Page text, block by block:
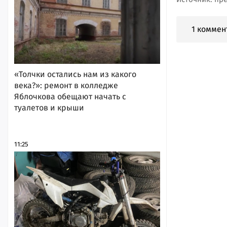
«Толчки остались нам из какого
века?»: ремонт в колледже
Яблочкова обещают начать с
туалетов и крыши
11:25
1